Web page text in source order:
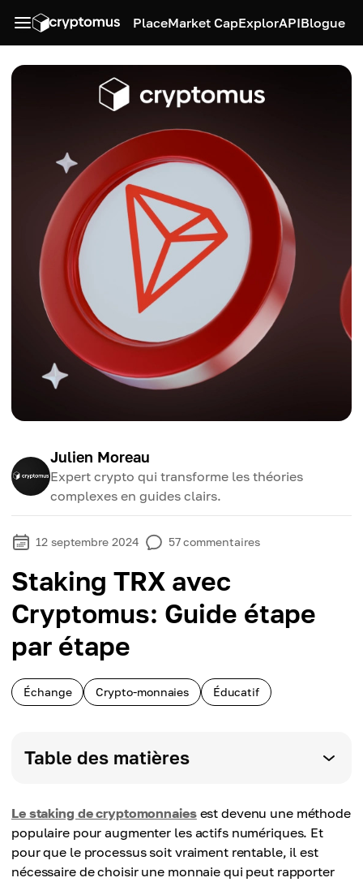
PlaceMarket CapExplorAPIBlogue
Julien Moreau
Expert crypto qui transforme les théories
complexes en guides clairs.
12 septembre 2024 57 commentaires
Staking TRX avec
Cryptomus: Guide étape
par étape
Échange Crypto-monnaies Éducatif
Table des matières
Le staking de cryptomonnaiesest devenu une méthode
populaire pour augmenter les actifs numériques. Et
pour que le processus soit vraiment rentable, il est
nécessaire de choisir une monnaie qui peut rapporter